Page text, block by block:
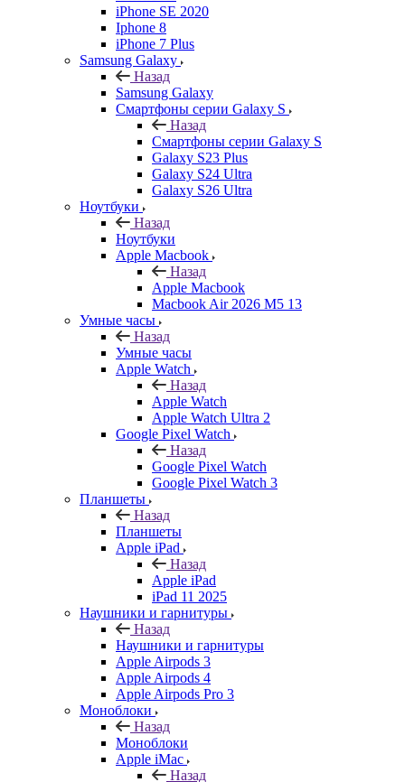
iPhone SE 2020
Iphone 8
iPhone 7 Plus
Samsung Galaxy
Назад
Samsung Galaxy
Смартфоны серии Galaxy S
Назад
Смартфоны серии Galaxy S
Galaxy S23 Plus
Galaxy S24 Ultra
Galaxy S26 Ultra
Ноутбуки
Назад
Ноутбуки
Apple Macbook
Назад
Apple Macbook
Macbook Air 2026 M5 13
Умные часы
Назад
Умные часы
Apple Watch
Назад
Apple Watch
Apple Watch Ultra 2
Google Pixel Watch
Назад
Google Pixel Watch
Google Pixel Watch 3
Планшеты
Назад
Планшеты
Apple iPad
Назад
Apple iPad
iPad 11 2025
Наушники и гарнитуры
Назад
Наушники и гарнитуры
Apple Airpods 3
Apple Airpods 4
Apple Airpods Pro 3
Моноблоки
Назад
Моноблоки
Apple iMac
Назад